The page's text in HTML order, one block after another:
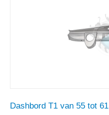
Dashbord T1 van 55 tot 61